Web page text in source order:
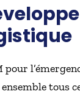
tous